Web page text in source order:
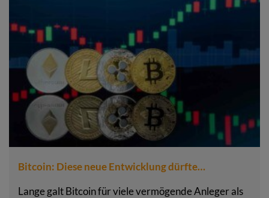
Bitcoin: Diese neue Entwicklung dürfte…
Lange galt Bitcoin für viele vermögende Anleger als